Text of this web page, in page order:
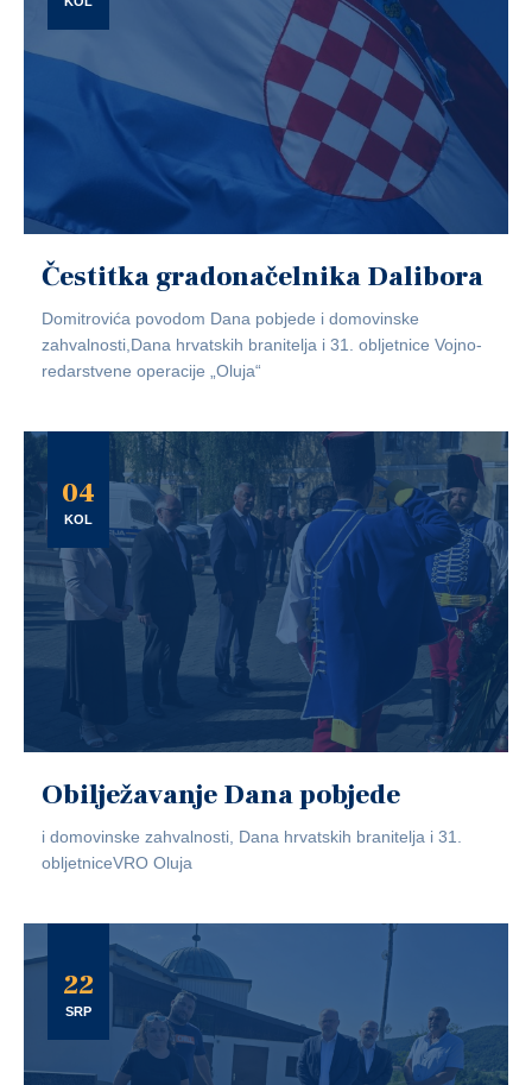
Čestitka gradonačelnika Dalibora
Domitrovića povodom Dana pobjede i domovinske
zahvalnosti,Dana hrvatskih branitelja i 31. obljetnice Vojno-
redarstvene operacije „Oluja“
04
KOL
Obilježavanje Dana pobjede
i domovinske zahvalnosti, Dana hrvatskih branitelja i 31.
obljetniceVRO Oluja
22
SRP